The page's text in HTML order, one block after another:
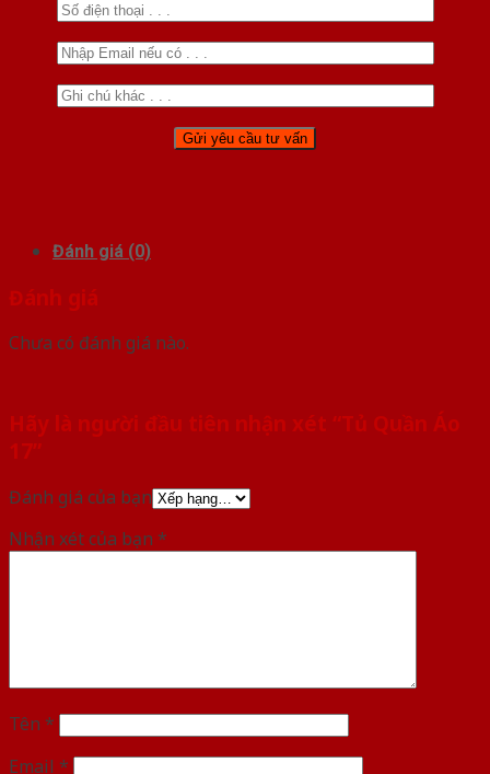
Đánh giá (0)
Đánh giá
Chưa có đánh giá nào.
Hãy là người đầu tiên nhận xét “Tủ Quần Áo
17”
Đánh giá của bạn
Nhận xét của bạn *
Tên *
Email *